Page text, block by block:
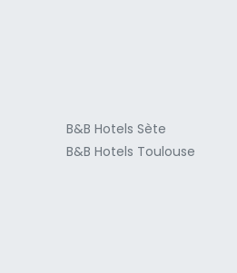
B&B Hotels Sète
B&B Hotels Toulouse